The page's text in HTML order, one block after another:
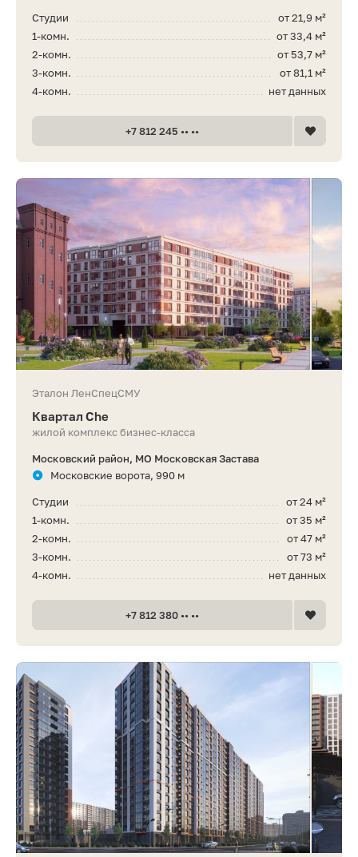
от 21,9 м²
Студии
от 33,4 м²
1-комн.
от 53,7 м²
2-комн.
от 81,1 м²
3-комн.
нет данных
4-комн.
+7 812 245 •• ••
Эталон ЛенСпецСМУ
Квартал Che
жилой комплекс бизнес-класса
Московский район, МО Московская Застава
Московские ворота, 990 м
от 24 м²
Студии
от 35 м²
1-комн.
от 47 м²
2-комн.
от 73 м²
3-комн.
нет данных
4-комн.
+7 812 380 •• ••